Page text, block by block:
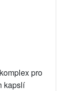
pro
kapslí